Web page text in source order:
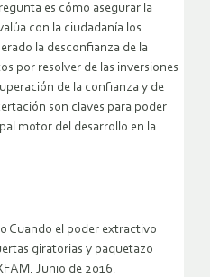
es cómo asegurar la
con la ciudadanía los
la desconfianza de la
por resolver de las inversiones
de la confianza y de
son claves para poder
motor del desarrollo en la
el poder extractivo
giratorias y paquetazo
Junio de 2016.